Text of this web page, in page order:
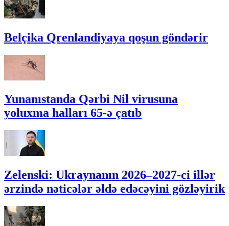
Belçika Qrenlandiyaya qoşun göndərir
Yunanıstanda Qərbi Nil virusuna
yoluxma halları 65-ə çatıb
Zelenski: Ukraynanın 2026–2027-ci illər
ərzində nəticələr əldə edəcəyini gözləyirik